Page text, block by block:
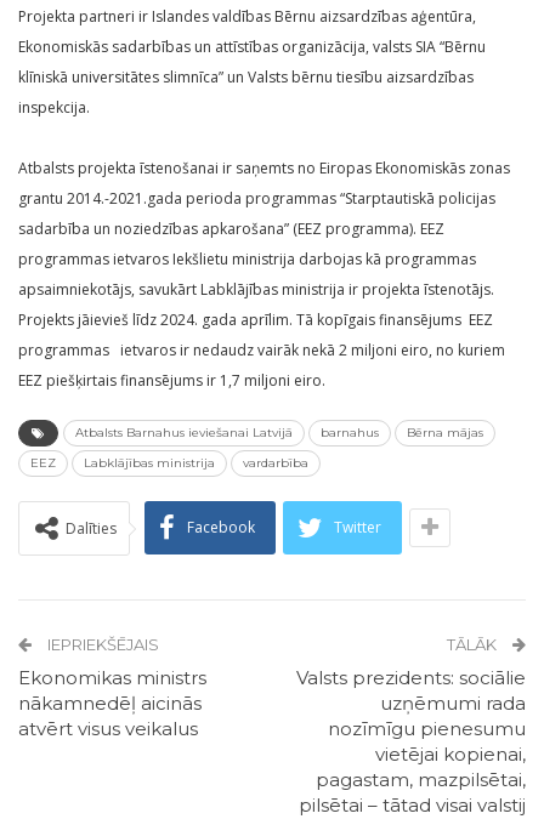
Projekta partneri ir Islandes valdības Bērnu aizsardzības aģentūra,
Ekonomiskās sadarbības un attīstības organizācija, valsts SIA “Bērnu
klīniskā universitātes slimnīca” un Valsts bērnu tiesību aizsardzības
inspekcija.
Atbalsts projekta īstenošanai ir saņemts no Eiropas Ekonomiskās zonas
grantu 2014.-2021.gada perioda programmas “Starptautiskā policijas
sadarbība un noziedzības apkarošana” (EEZ programma). EEZ
programmas ietvaros Iekšlietu ministrija darbojas kā programmas
apsaimniekotājs, savukārt Labklājības ministrija ir projekta īstenotājs.
Projekts jāievieš līdz 2024. gada aprīlim. Tā kopīgais finansējums EEZ
programmas ietvaros ir nedaudz vairāk nekā 2 miljoni eiro, no kuriem
EEZ piešķirtais finansējums ir 1,7 miljoni eiro.
Atbalsts Barnahus ieviešanai Latvijā barnahus
Bērna mājas
EEZ
Labklājības ministrija vardarbība
Dalīties Facebook Twitter
IEPRIEKŠĒJAIS
Ekonomikas ministrs
nākamnedēļ aicinās
atvērt visus veikalus
TĀLĀK
Valsts prezidents: sociālie
uzņēmumi rada
nozīmīgu pienesumu
vietējai kopienai,
pagastam, mazpilsētai,
pilsētai – tātad visai valstij